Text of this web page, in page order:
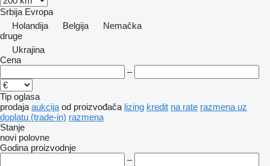
Srbija Evropa
Holandija
Belgija
Nemačka
druge
Ukrajina
Cena
–
Tip oglasa
prodaja aukcija od proizvođača lizing kredit na rate razmena uz
doplatu (trade-in) razmena
Stanje
novi polovne
Godina proizvodnje
–